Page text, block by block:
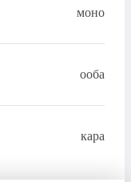
моно
ооба
кара